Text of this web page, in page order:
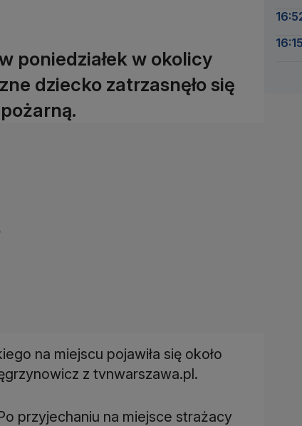
poniedziałek w okolicy
dziecko zatrzasnęło się
na miejscu pojawiła się około
z tvnwarszawa.pl.
przyjechaniu na miejsce strażacy
16:15